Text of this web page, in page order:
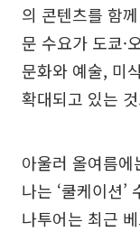
의 콘텐츠를 함
문 수요가 도쿄·
문화와 예술, 미
확대되고 있는
아울러 올여름
나는 ‘쿨케이션
나투어는 최근